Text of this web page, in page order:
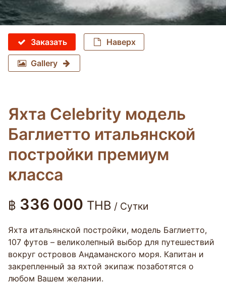
Заказать Наверх
Gallery
Яхта Celebrity модель
Баглиетто итальянской
постройки премиум
класса
฿ 336 000 THB / Сутки
Яхта итальянской постройки, модель Баглиетто,
107 футов – великолепный выбор для путешествий
вокруг островов Андаманского моря. Капитан и
закрепленный за яхтой экипаж позаботятся о
любом Вашем желании.